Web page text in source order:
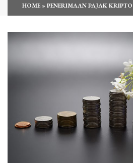
HOME»PENERIMAAN PAJAK KRIPTO